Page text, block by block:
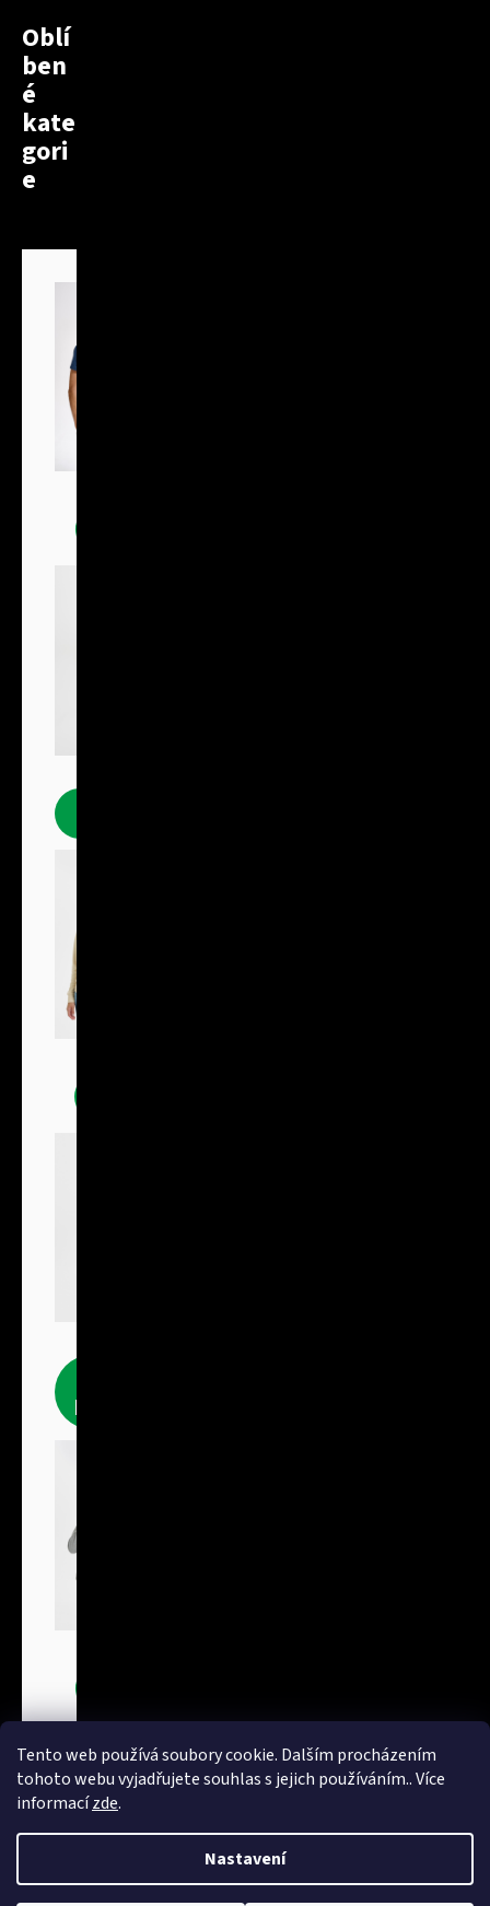
Tento web používá soubory cookie. Dalším procházením
tohoto webu vyjadřujete souhlas s jejich používáním.. Více
informacízde.
Nastavení
Oblí
ben
é
kate
gori
e
produkty
Vytvořil Shoptet